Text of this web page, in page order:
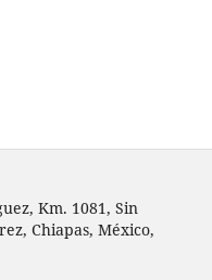
Km. 1081, Sin
Chiapas, México,